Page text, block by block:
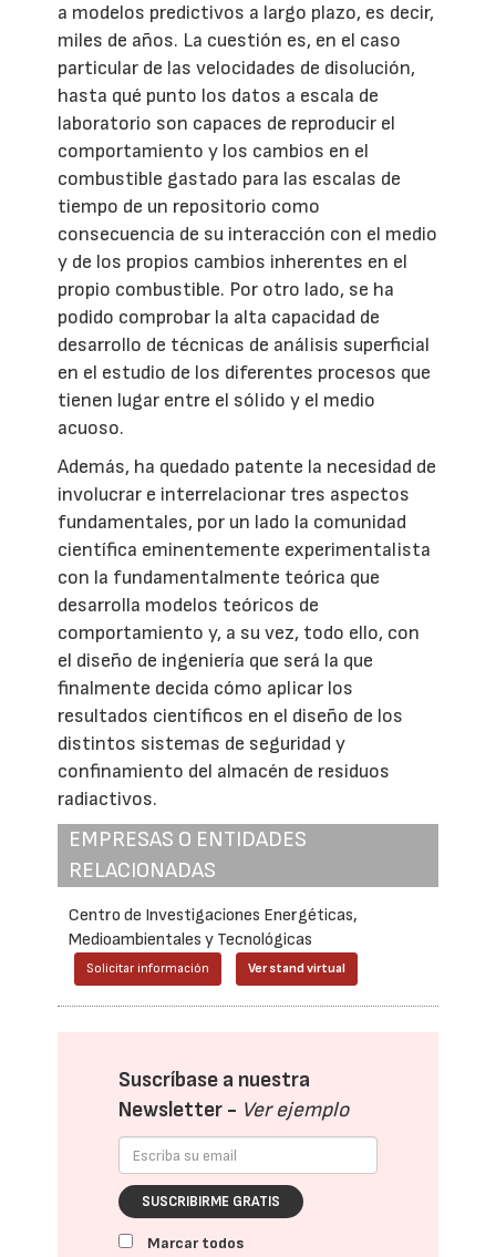
a modelos predictivos a largo plazo, es decir,
miles de años. La cuestión es, en el caso
particular de las velocidades de disolución,
hasta qué punto los datos a escala de
laboratorio son capaces de reproducir el
comportamiento y los cambios en el
combustible gastado para las escalas de
tiempo de un repositorio como
consecuencia de su interacción con el medio
y de los propios cambios inherentes en el
propio combustible. Por otro lado, se ha
podido comprobar la alta capacidad de
desarrollo de técnicas de análisis superficial
en el estudio de los diferentes procesos que
tienen lugar entre el sólido y el medio
acuoso.
Además, ha quedado patente la necesidad de
involucrar e interrelacionar tres aspectos
fundamentales, por un lado la comunidad
científica eminentemente experimentalista
con la fundamentalmente teórica que
desarrolla modelos teóricos de
comportamiento y, a su vez, todo ello, con
el diseño de ingeniería que será la que
finalmente decida cómo aplicar los
resultados científicos en el diseño de los
distintos sistemas de seguridad y
confinamiento del almacén de residuos
radiactivos.
EMPRESAS O ENTIDADES
RELACIONADAS
Centro de Investigaciones Energéticas,
Medioambientales y Tecnológicas
Solicitar información Ver stand virtual
Suscríbase a nuestra
Newsletter - Ver ejemplo
SUSCRIBIRME GRATIS
Marcar todos